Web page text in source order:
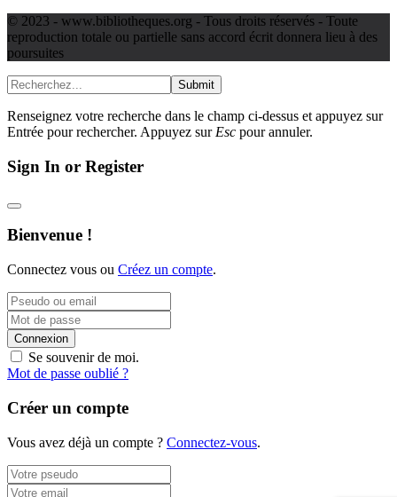
© 2023 - www.bibliotheques.org - Tous droits réservés - Toute
reproduction totale ou partielle sans accord écrit donnera lieu à des
poursuites
Submit
Renseignez votre recherche dans le champ ci-dessus et appuyez sur
Entrée pour rechercher. Appuyez sur Esc pour annuler.
Sign In or Register
Bienvenue !
Connectez vous ou Créez un compte.
Connexion
Se souvenir de moi.
Mot de passe oublié ?
Créer un compte
Vous avez déjà un compte ? Connectez-vous.